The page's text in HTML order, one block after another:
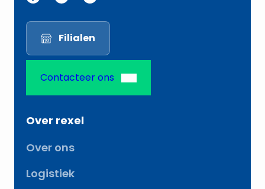
Filialen
Contacteer ons
Over rexel
Over ons
Logistiek